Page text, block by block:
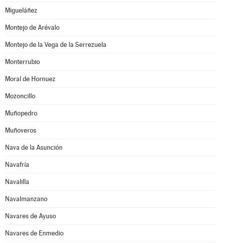
Migueláñez
Montejo de Arévalo
Montejo de la Vega de la Serrezuela
Monterrubio
Moral de Hornuez
Mozoncillo
Muñopedro
Muñoveros
Nava de la Asunción
Navafría
Navalilla
Navalmanzano
Navares de Ayuso
Navares de Enmedio